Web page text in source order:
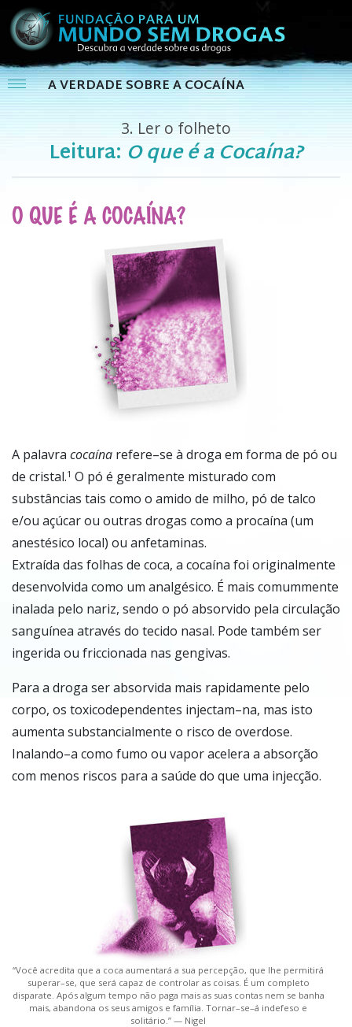
A VERDADE SOBRE A COCAÍNA
3. Ler o folheto
Leitura: O que é a Cocaína?
O QUE É A COCAÍNA?
A palavra cocaína refere–se à droga em forma de pó ou
de cristal.1 O pó é geralmente misturado com
substâncias tais como o amido de milho, pó de talco
e/ou açúcar ou outras drogas como a procaína (um
anestésico local) ou anfetaminas.
Extraída das folhas de coca, a cocaína foi originalmente
desenvolvida como um analgésico. É mais comummente
inalada pelo nariz, sendo o pó absorvido pela circulação
sanguínea através do tecido nasal. Pode também ser
ingerida ou friccionada nas gengivas.
Para a droga ser absorvida mais rapidamente pelo
corpo, os toxicodependentes injectam–na, mas isto
aumenta substancialmente o risco de overdose.
Inalando–a como fumo ou vapor acelera a absorção
com menos riscos para a saúde do que uma injecção.
“Você acredita que a coca aumentará a sua percepção, que lhe permitirá
superar–se, que será capaz de controlar as coisas. É um completo
disparate. Após algum tempo não paga mais as suas contas nem se banha
mais, abandona os seus amigos e família. Tornar–se–á indefeso e
solitário.” — Nigel